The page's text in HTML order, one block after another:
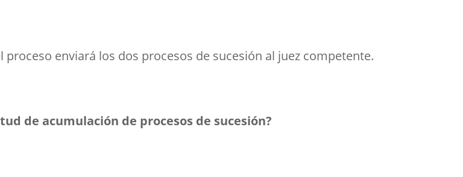
enviará los dos procesos de sucesión al juez competente.
de acumulación de procesos de sucesión?